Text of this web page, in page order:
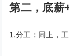
第二，底薪
1.分工：同上，